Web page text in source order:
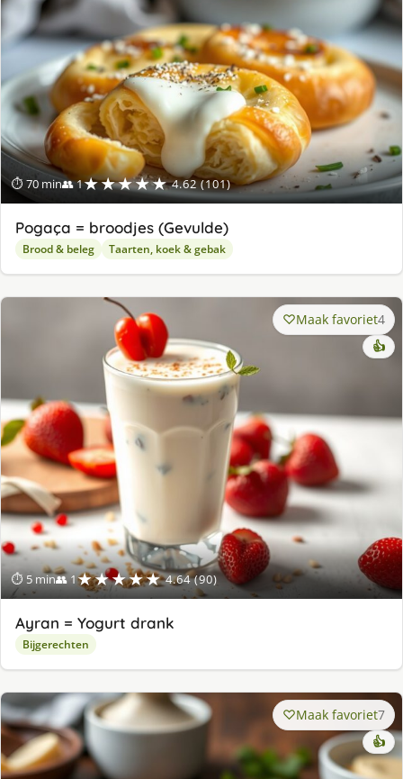
⏱ 70 min👥 1★★★★★ 4.62 (101)
Pogaça = broodjes (Gevulde)
Brood & beleg Taarten, koek & gebak
⏱ 5 min👥 1★★★★★ 4.64 (90)
Maak favoriet4
👍
Ayran = Yogurt drank
Bijgerechten
Maak favoriet7
👍